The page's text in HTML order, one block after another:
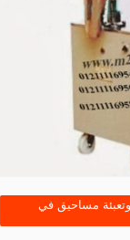
مساحيق في